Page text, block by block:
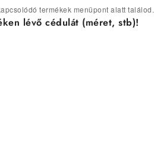
termékek menüpont alatt találod.
lévő cédulát (méret, stb)!